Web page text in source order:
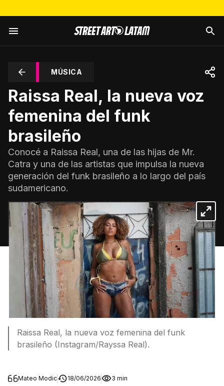
MÚSICA
Raissa Real, la nueva voz
femenina del funk
brasileño
Conocé a Raissa Real, una de las hijas de Mr.
Catra y una de las artistas que impulsa la nueva
generación del funk brasileño a lo largo del país
sudamericano.
Raissa Real, la nueva voz femenina del funk
brasileño (Instagram/Rayssa Real).
Mateo Modic 18/06/2026 3 min